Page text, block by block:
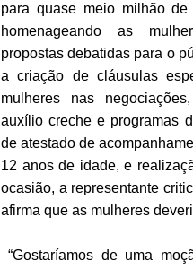
para quase meio milhão de
homenageando as
propostas debatidas para o
a criação de cláusulas
mulheres nas
auxílio creche e programas
de atestado de
12 anos de idade, e
ocasião, a representante
afirma que as mulheres
“Gostaríamos de uma